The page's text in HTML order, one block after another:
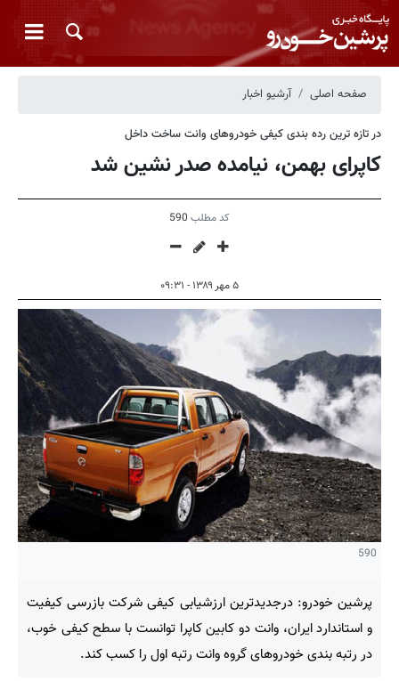
صفحه اصلی آرشیو اخبار
در تازه ترین رده بندی کیفی خودروهای وانت ساخت داخل
کاپرای بهمن، نیامده صدر نشین شد
کد مطلب 590
۵ مهر ۱۳۸۹ - ۰۹:۳۱
590
پرشین خودرو: درجدیدترین ارزشیابی کیفی شرکت بازرسی کیفیت
و استاندارد ایران، وانت دو کابین کاپرا توانست با سطح کیفی خوب،
در رتبه بندی خودروهای گروه وانت رتبه اول را کسب کند.